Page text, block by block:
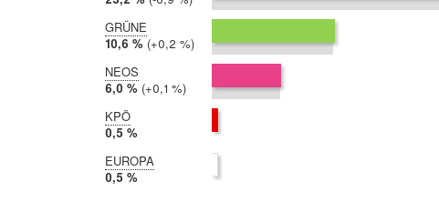
2014:
30,1 %
GRÜNE
2019:
10,6 %
2014:
10,4 %
Differenz:
+0,2 %
NEOS
2019:
6,0 %
2014:
5,9 %
Differenz:
+0,1 %
KPÖ
2019:
0,5 %
nicht
teilgenommen
EUROPA
2019:
0,5 %